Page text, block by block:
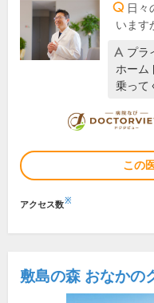
日々
います
プラ
ホーム
乗って
この
アクセス数※
敷島の森 おなかの